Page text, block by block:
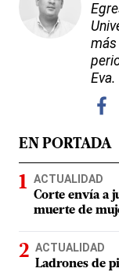
más
Eva.
EN PORTADA
ACTUALIDAD
Corte envía a
muerte de
ACTUALIDAD
Ladrones de